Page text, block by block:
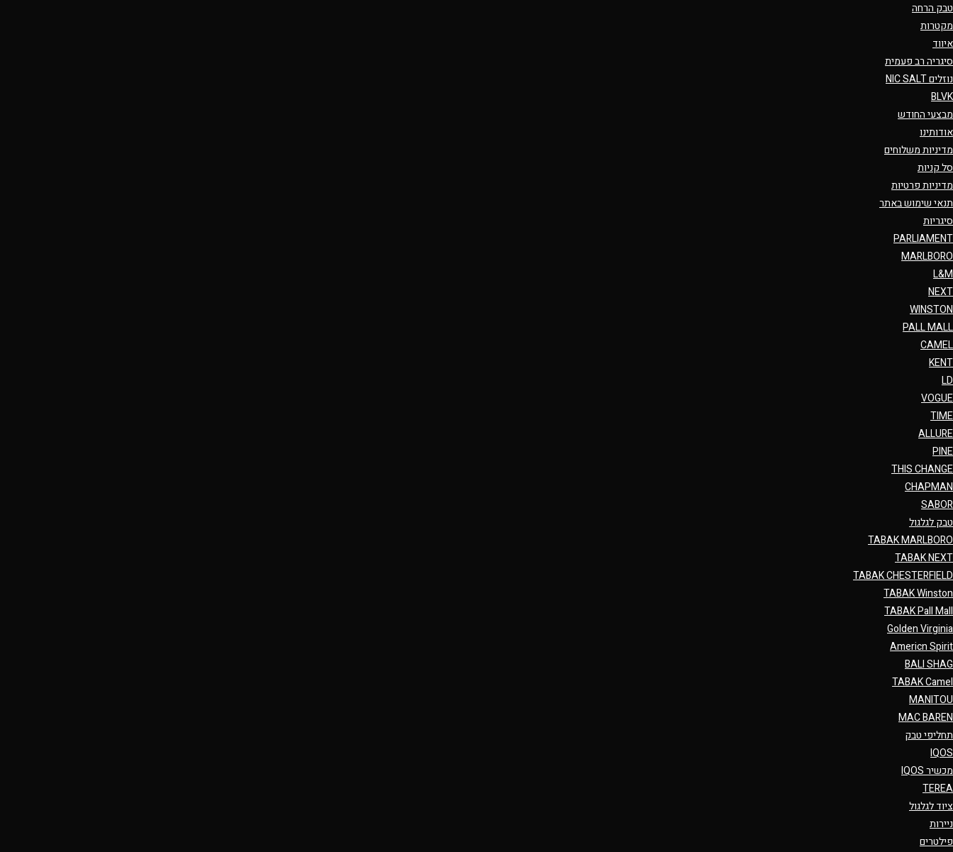
טבק הרחה
מקטרות
איווד
סיגריה רב פעמית
נוזלים NIC SALT
BLVK
מבצעי החודש
אודותינו
מדיניות משלוחים
סל קניות
מדיניות פרטיות
תנאי שימוש באתר
סיגריות
PARLIAMENT
MARLBORO
L&M
NEXT
WINSTON
PALL MALL
CAMEL
KENT
LD
VOGUE
TIME
ALLURE
PINE
THIS CHANGE
CHAPMAN
SABOR
טבק לגלגול
TABAK MARLBORO
TABAK NEXT
TABAK CHESTERFIELD
TABAK Winston
TABAK Pall Mall
Golden Virginia
Americn Spirit
BALI SHAG
TABAK Camel
MANITOU
MAC BAREN
תחליפי טבק
IQOS
מכשיר IQOS
TEREA
ציוד לגלגול
ניירות
פילטרים